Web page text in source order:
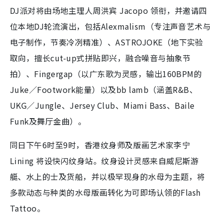
DJ派对将由场地主理人周洪宾 Jacopo 领衔，并邀请四
位本地DJ轮流演出，包括Alexmalism（专注声音艺术与
电子制作，节奏冷冽精准）、ASTROJOKE（地下实验
取向，擅长cut-up式拼贴即兴，融合噪音与抽象节
拍）、Fingergap（以广东歌为灵感，输出160BPM的
Juke／Footwork能量）以及bb lamb（涵盖R&B、
UKG／Jungle、Jersey Club、Miami Bass、Baile
Funk及舞厅金曲）。
同日下午6时至9时，香港纹身师及版画艺术家李宁
Lining 将设快闪纹身站。纹身设计灵感来自威尼斯游
艇、水上的士及货船，并以极罕现身的水母为主题，将
多款动态与种类的水母版画转化为可即场认领的Flash
Tattoo。